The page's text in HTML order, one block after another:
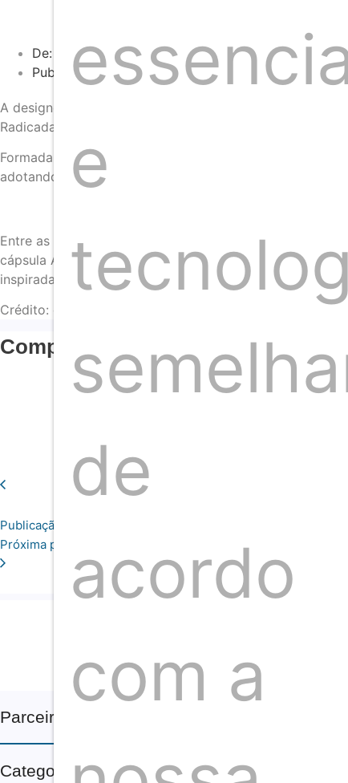
De:
Redação
Publicado em: junho 17, 2025
A designer brasileira Gabriela Guanais apresentou sua
Radicada em Paris, Gabriela lançou oficialmente sua
Formada no universo da joalheria na capital francesa,
adotando práticas associadas à sustentabilidade. As
Entre as coleções apresentadas está Tropical Déco,
cápsula ARA, em edição limitada, faz referência à
inspirada no Carnaval, teve como primeira peça os
Crédito: divulgação
Compartilhar artigo
Publicação anterior
Próxima publicação
Somos um time de profissionais de
Neste espaço
Parceiros
Categorias
e
de
acordo
com a